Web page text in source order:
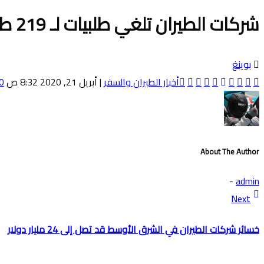
شركات الطيران تلغي طلبيات لـ 219 طائرة بوينغ 737 ماكس
بوينغ
أخبار الطيران والسفر |أبريل 21, 2020 8:32 ص
About The Author
admin
-
Next
خسائر شركات الطيران في الشرق الأوسط قد تصل إلى 24 مليار دولار